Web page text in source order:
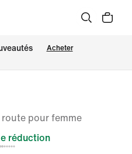
Acheter
pour femme
réduction